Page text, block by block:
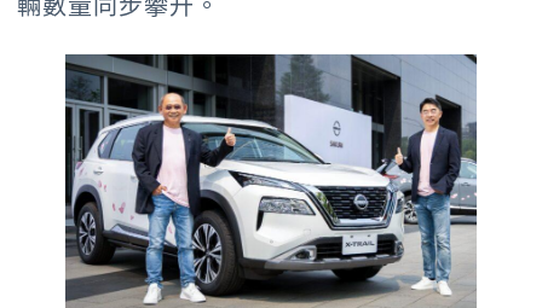
輛數量同步攀升。